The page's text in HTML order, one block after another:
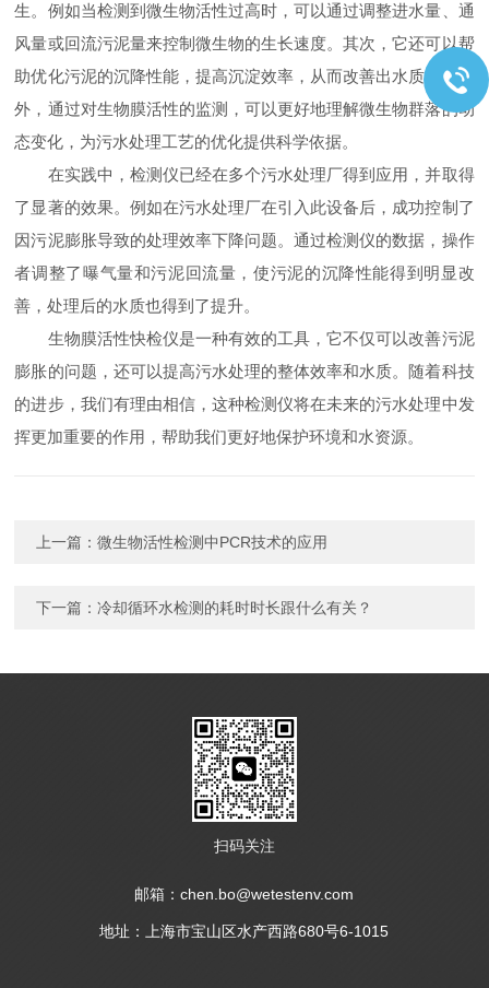
生。例如当检测到微生物活性过高时，可以通过调整进水量、通
风量或回流污泥量来控制微生物的生长速度。其次，它还可以帮
助优化污泥的沉降性能，提高沉淀效率，从而改善出水质量。此
外，通过对生物膜活性的监测，可以更好地理解微生物群落的动
态变化，为污水处理工艺的优化提供科学依据。
在实践中，检测仪已经在多个污水处理厂得到应用，并取得
了显著的效果。例如在污水处理厂在引入此设备后，成功控制了
因污泥膨胀导致的处理效率下降问题。通过检测仪的数据，操作
者调整了曝气量和污泥回流量，使污泥的沉降性能得到明显改
善，处理后的水质也得到了提升。
生物膜活性快检仪是一种有效的工具，它不仅可以改善污泥
膨胀的问题，还可以提高污水处理的整体效率和水质。随着科技
的进步，我们有理由相信，这种检测仪将在未来的污水处理中发
挥更加重要的作用，帮助我们更好地保护环境和水资源。
上一篇：微生物活性检测中PCR技术的应用
下一篇：冷却循环水检测的耗时时长跟什么有关？
扫码关注
邮箱：chen.bo@wetestenv.com
地址：上海市宝山区水产西路680号6-1015